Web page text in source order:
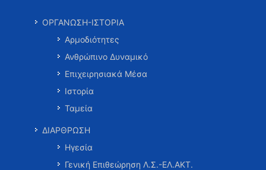
ΟΡΓΑΝΩΣΗ-ΙΣΤΟΡΙΑ
Αρμοδιότητες
Ανθρώπινο Δυναμικό
Επιχειρησιακά Μέσα
Ιστορία
Ταμεία
ΔΙΑΡΘΡΩΣΗ
Ηγεσία
Γενική Επιθεώρηση Λ.Σ.-ΕΛ.ΑΚΤ.